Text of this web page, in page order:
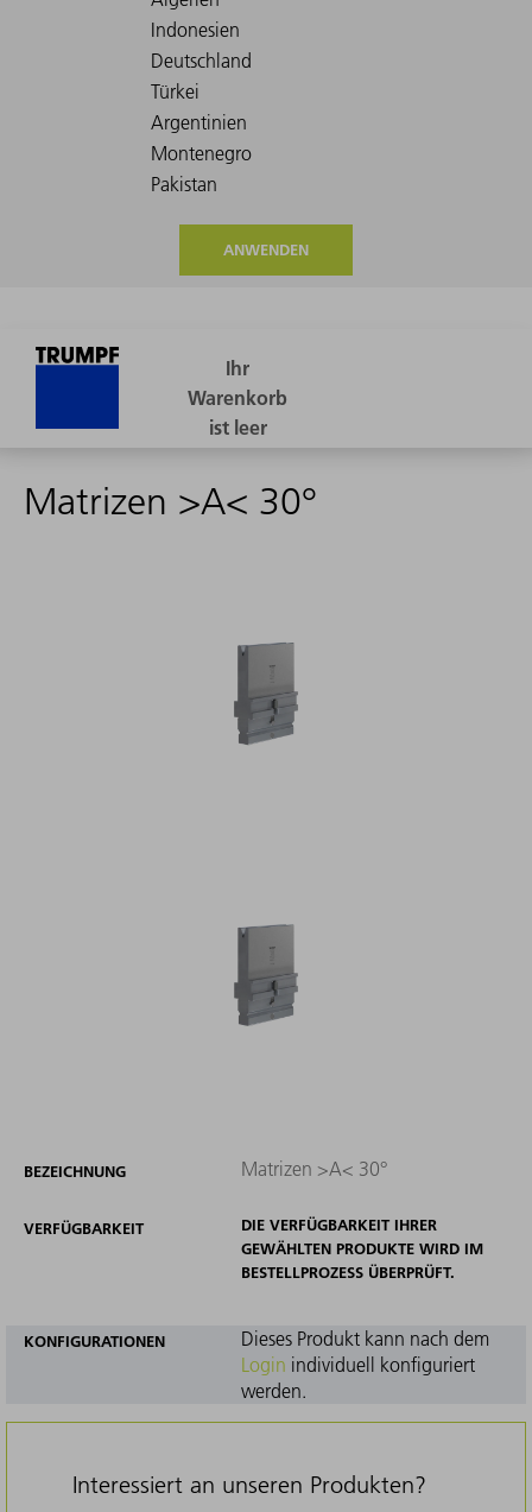
ANWENDEN
Matrizen >A< 30°
BEZEICHNUNG Matrizen >A< 30°
VERFÜGBARKEIT
DIE VERFÜGBARKEIT IHRER
GEWÄHLTEN PRODUKTE WIRD IM
BESTELLPROZESS ÜBERPRÜFT.
KONFIGURATIONEN
Dieses Produkt kann nach dem
Login individuell konfiguriert
werden.
Interessiert an unseren Produkten?